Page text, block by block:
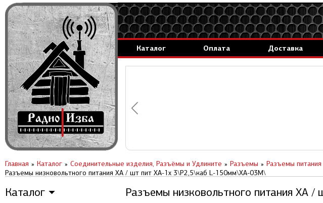
Каталог Оплата Доставка
генераторы.
за 1 день.
Каталог ▼ Разъемы низковольтного питания XA
Главная Каталог Соединительные изделия, Разъёмы и Удлините Разъемы Разъемы питания
Разъемы низковольтного питания XA / шт пит XA-1x 3\P2,5\каб L-150мм\XA-03M\